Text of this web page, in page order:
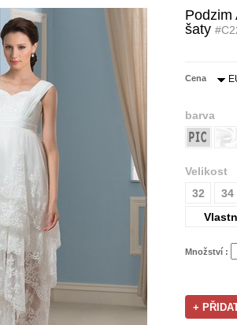
Podzim
šaty
Cena
barva
Velikost
32
34
Množství :